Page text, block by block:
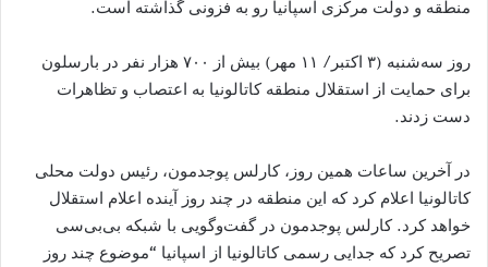
منطقه و دولت مرکزی اسپانیا رو به ‌فزونی گذاشته است.
روز سه‌شنبه (۳ اکتبر/ ۱۱ مهر) بیش از ۷۰۰ هزار نفر در بارسلون
برای حمایت از استقلال منطقه کاتالونیا به اعتصاب و تظاهرات
دست زدند.
در آخرین ساعات همین روز، کارلس پوجدمون، رئیس دولت محلی
کاتالونیا اعلام کرد که این منطقه در چند روز آینده اعلام استقلال
خواهد کرد. کارلس پوجدمون در گفت‌وگویی با شبکه بی‌بی‌سی
تصریح کرد که جدایی رسمی کاتالونیا از اسپانیا “موضوع چند روز